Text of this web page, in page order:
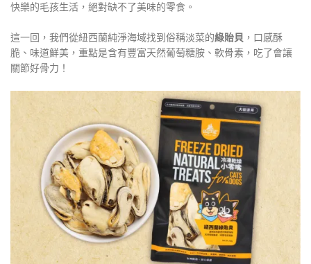
快樂的毛孩生活，絕對缺不了美味的零食。
這一回，我們從紐西蘭純淨海域找到俗稱淡菜的綠貽貝 ，口感酥
脆、味道鮮美，重點是含有豐富天然葡萄糖胺、軟骨素，吃了會讓
關節好骨力！